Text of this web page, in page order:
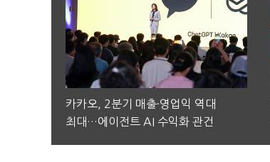
카카오, 2분기 매출·영업익 역대
최대…에이전트 AI 수익화 관건